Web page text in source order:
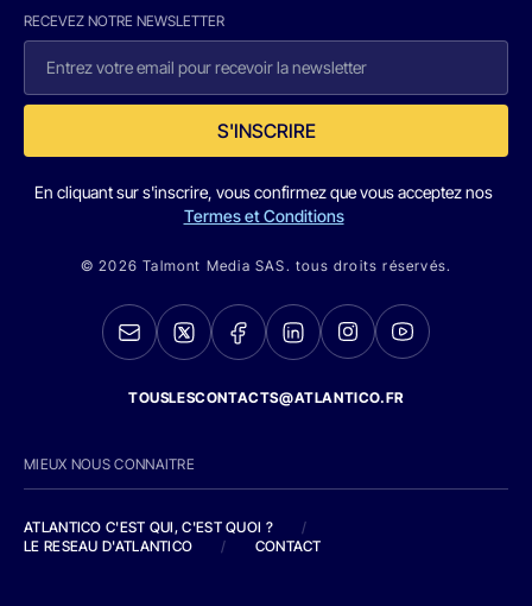
RECEVEZ NOTRE NEWSLETTER
S'INSCRIRE
En cliquant sur s'inscrire, vous confirmez que vous acceptez nos
Termes et Conditions
© 2026 Talmont Media SAS. tous droits réservés.
TOUSLESCONTACTS@ATLANTICO.FR
MIEUX NOUS CONNAITRE
ATLANTICO C'EST QUI, C'EST QUOI ?
/
LE RESEAU D'ATLANTICO
/ CONTACT